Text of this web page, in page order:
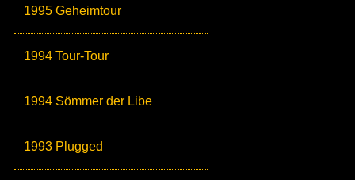
1995 Geheimtour
1994 Tour-Tour
1994 Sömmer der Libe
1993 Plugged